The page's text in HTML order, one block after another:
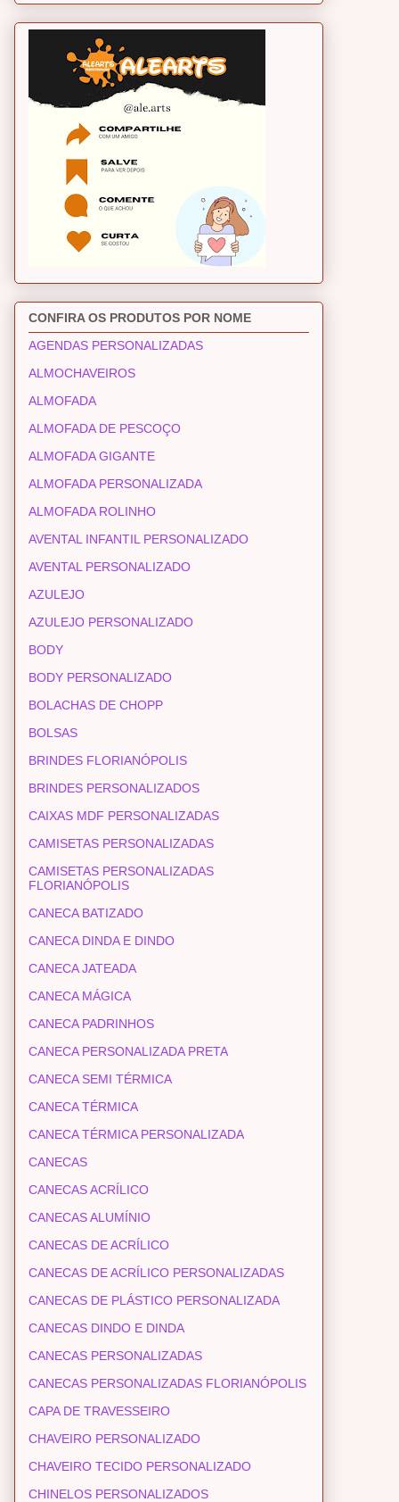
CONFIRA OS PRODUTOS POR NOME
AGENDAS PERSONALIZADAS
ALMOCHAVEIROS
ALMOFADA
ALMOFADA DE PESCOÇO
ALMOFADA GIGANTE
ALMOFADA PERSONALIZADA
ALMOFADA ROLINHO
AVENTAL INFANTIL PERSONALIZADO
AVENTAL PERSONALIZADO
AZULEJO
AZULEJO PERSONALIZADO
BODY
BODY PERSONALIZADO
BOLACHAS DE CHOPP
BOLSAS
BRINDES FLORIANÓPOLIS
BRINDES PERSONALIZADOS
CAIXAS MDF PERSONALIZADAS
CAMISETAS PERSONALIZADAS
CAMISETAS PERSONALIZADAS
FLORIANÓPOLIS
CANECA BATIZADO
CANECA DINDA E DINDO
CANECA JATEADA
CANECA MÁGICA
CANECA PADRINHOS
CANECA PERSONALIZADA PRETA
CANECA SEMI TÉRMICA
CANECA TÉRMICA
CANECA TÉRMICA PERSONALIZADA
CANECAS
CANECAS ACRÍLICO
CANECAS ALUMÍNIO
CANECAS DE ACRÍLICO
CANECAS DE ACRÍLICO PERSONALIZADAS
CANECAS DE PLÁSTICO PERSONALIZADA
CANECAS DINDO E DINDA
CANECAS PERSONALIZADAS
CANECAS PERSONALIZADAS FLORIANÓPOLIS
CAPA DE TRAVESSEIRO
CHAVEIRO PERSONALIZADO
CHAVEIRO TECIDO PERSONALIZADO
CHINELOS PERSONALIZADOS